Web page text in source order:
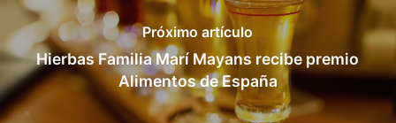
Próximo artículo
Hierbas Familia Marí Mayans recibe premio
Alimentos de España